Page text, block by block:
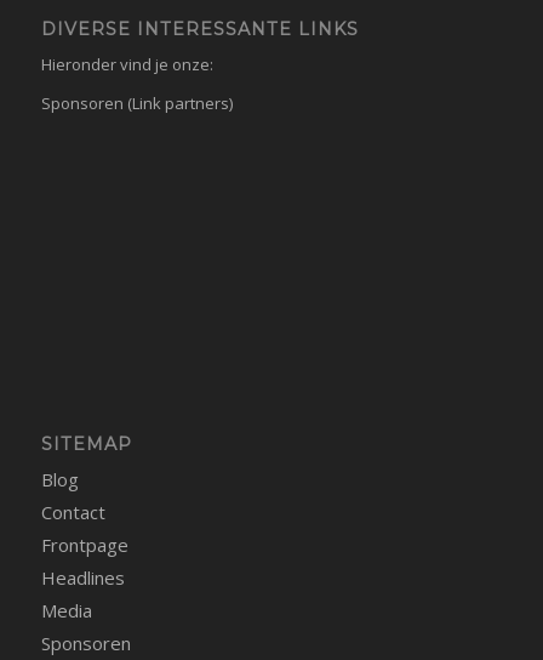
DIVERSE INTERESSANTE LINKS
Hieronder vind je onze:
Sponsoren (Link partners)
SITEMAP
Blog
Contact
Frontpage
Headlines
Media
Sponsoren